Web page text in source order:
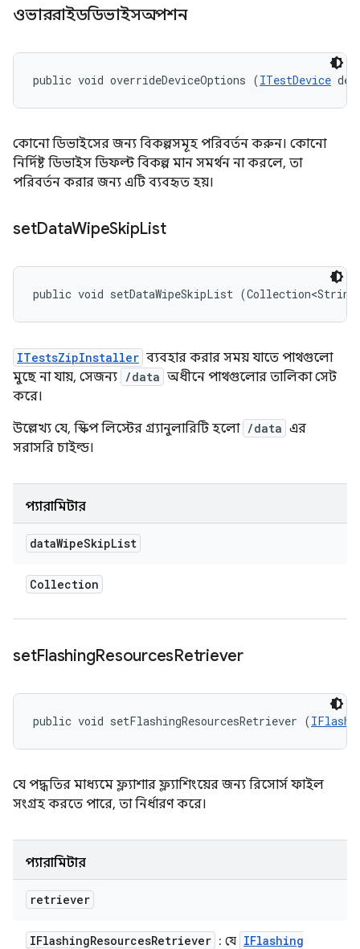
ওভাররাইডডিভাইসঅপশন
public void overrideDeviceOptions (ITestDevice
কোনো ডিভাইসের জন্য বিকল্পসমূহ পরিবর্তন করুন। কোনো
নির্দিষ্ট ডিভাইস ডিফল্ট বিকল্প মান সমর্থন না করলে, তা
পরিবর্তন করার জন্য এটি ব্যবহৃত হয়।
setDataWipeSkipList
public void setDataWipeSkipList
ITestsZipInstaller ব্যবহার করার সময় যাতে পাথগুলো
মুছে না যায়, সেজন্য /data অধীনে পাথগুলোর তালিকা সেট
করে।
উল্লেখ্য যে, স্কিপ লিস্টের গ্র্যানুলারিটি হলো /data এর
সরাসরি চাইল্ড।
প্যারামিটার
dataWipeSkipList
Collection
setFlashingResourcesRetriever
public void setFlashingResourcesRetriever (
যে পদ্ধতির মাধ্যমে ফ্ল্যাশার ফ্ল্যাশিংয়ের জন্য রিসোর্স ফাইল
সংগ্রহ করতে পারে, তা নির্ধারণ করে।
প্যারামিটার
retriever
IFlashingResourcesRetriever : যে IFlashing